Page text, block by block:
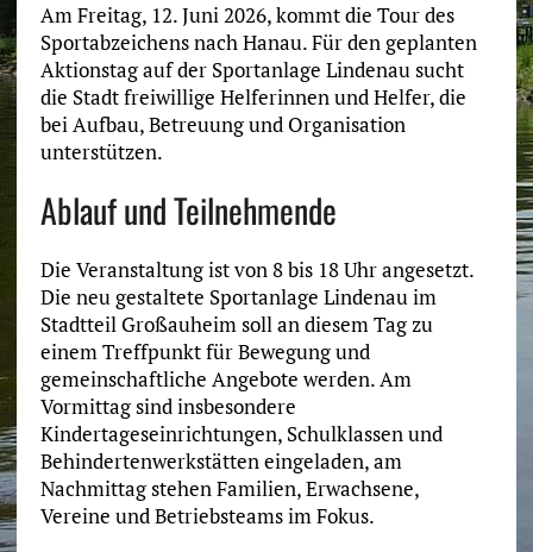
Am Freitag, 12. Juni 2026, kommt die Tour des
Sportabzeichens nach Hanau. Für den geplanten
Aktionstag auf der Sportanlage Lindenau sucht
die Stadt freiwillige Helferinnen und Helfer, die
bei Aufbau, Betreuung und Organisation
unterstützen.
Ablauf und Teilnehmende
Die Veranstaltung ist von 8 bis 18 Uhr angesetzt.
Die neu gestaltete Sportanlage Lindenau im
Stadtteil Großauheim soll an diesem Tag zu
einem Treffpunkt für Bewegung und
gemeinschaftliche Angebote werden. Am
Vormittag sind insbesondere
Kindertageseinrichtungen, Schulklassen und
Behindertenwerkstätten eingeladen, am
Nachmittag stehen Familien, Erwachsene,
Vereine und Betriebsteams im Fokus.